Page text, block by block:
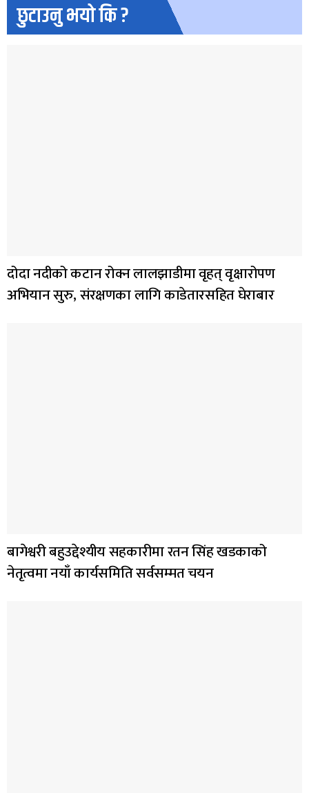
छुटाउनु भयो कि ?
दोदा नदीको कटान रोक्न लालझाडीमा वृहत् वृक्षारोपण
अभियान सुरु, संरक्षणका लागि काडेतारसहित घेराबार
बागेश्वरी बहुउद्देश्यीय सहकारीमा रतन सिंह खडकाको
नेतृत्वमा नयाँ कार्यसमिति सर्वसम्मत चयन